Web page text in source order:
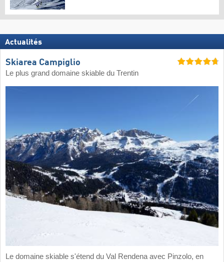
Actualités
Skiarea Campiglio
Le plus grand domaine skiable du Trentin
Le domaine skiable s'étend du Val Rendena avec Pinzolo, en